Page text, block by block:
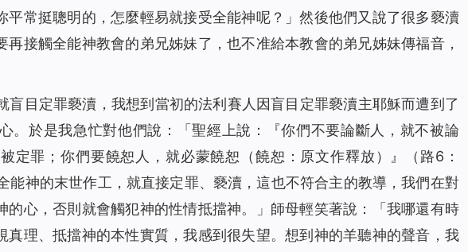
平常挺聰明的，怎麼輕易就接受全能神呢？」然後他們又說了很多褻瀆
接觸全能神教會的弟兄姊妹了，也不准給本教會的弟兄姊妹傳福音，
盲目定罪褻瀆，我想到當初的法利賽人因盲目定罪褻瀆主耶穌而遭到了
。於是我急忙對他們說：「聖經上說：『你們不要論斷人，就不被論
定罪；你們要饒恕人，就必蒙饒恕
（饒恕：原文作釋放）』（路6：
能神的末世作工，就直接定罪、褻瀆，這也不符合主的教導，我們在對
的心，否則就會觸犯神的性情抵擋神。」師母輕笑著說：「我哪還有時
真理、抵擋神的本性實質，我感到很失望。想到神的羊聽神的聲音，我